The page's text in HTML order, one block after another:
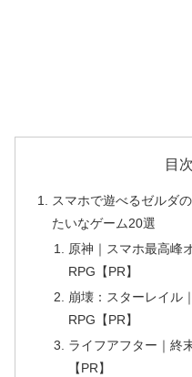
目次
スマホで遊べるゼルダ
たいなゲーム20選
原神｜スマホ最高峰
RPG【PR】
崩壊：スターレイル
RPG【PR】
ライフアフター｜終
【PR】